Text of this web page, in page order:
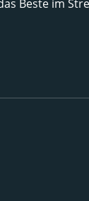
Beste im